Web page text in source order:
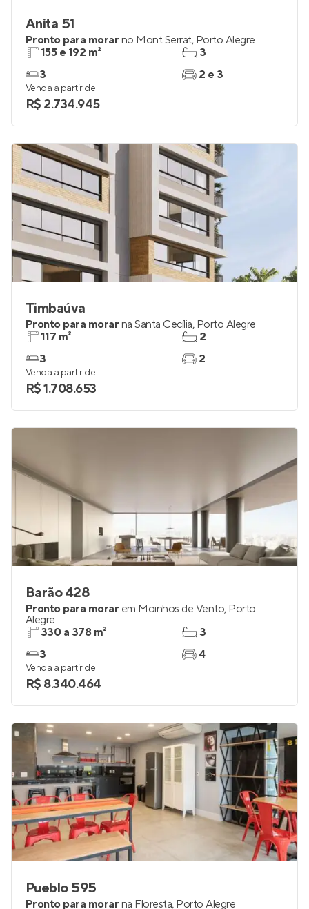
Anita 51
Pronto para morar no Mont Serrat, Porto Alegre
155 e 192 m²
3
3
2 e 3
Venda a partir de
R$ 2.734.945
Timbaúva
Pronto para morar na Santa Cecília, Porto Alegre
117 m²
3
2
2
Venda a partir de
R$ 1.708.653
Barão 428
Pronto para morar em Moinhos de Vento, Porto
Alegre
330 a 378 m²
3
3
4
Venda a partir de
R$ 8.340.464
Pueblo 595
Pronto para morar na Floresta, Porto Alegre